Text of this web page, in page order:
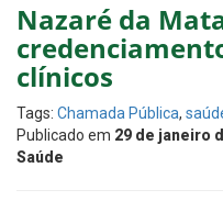
Nazaré da
clínicos
Tags: Chamada Pública,
Publicado em 29 de janeiro
Saúde